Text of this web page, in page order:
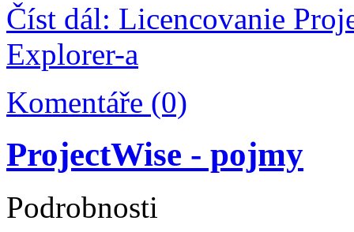
Číst dál: Licencovanie
Explorer-a
Komentáře (0)
ProjectWise - pojmy
Podrobnosti